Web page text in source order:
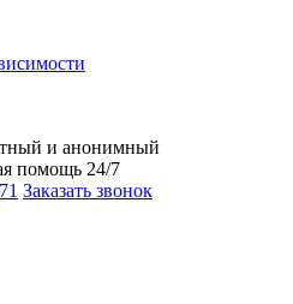
и анонимный
помощь 24/7
Заказать звонок